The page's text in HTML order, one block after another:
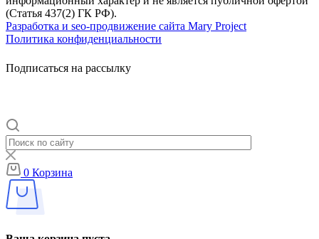
(Статья 437(2) ГК РФ).
Разработка и seo-продвижение сайта Mary Project
Политика конфиденциальности
Подписаться на рассылку
0 Корзина